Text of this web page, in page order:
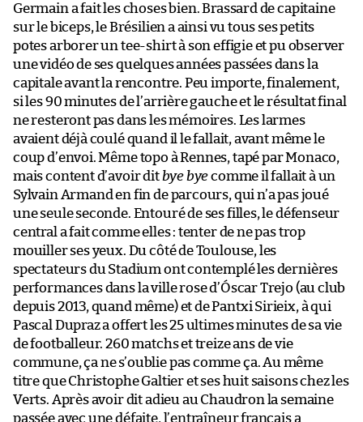
Germain a fait les choses bien. Brassard de capitaine
sur le biceps, le Brésilien a ainsi vu tous ses petits
potes arborer un tee-shirt à son effigie et pu observer
une vidéo de ses quelques années passées dans la
capitale avant la rencontre. Peu importe, finalement,
si les 90 minutes de l’arrière gauche et le résultat final
ne resteront pas dans les mémoires. Les larmes
avaient déjà coulé quand il le fallait, avant même le
coup d’envoi. Même topo à Rennes, tapé par Monaco,
mais content d’avoir dit bye byecomme il fallait à un
Sylvain Armand en fin de parcours, qui n’a pas joué
une seule seconde. Entouré de ses filles, le défenseur
central a fait comme elles : tenter de ne pas trop
mouiller ses yeux. Du côté de Toulouse, les
spectateurs du Stadium ont contemplé les dernières
performances dans la ville rose d’Óscar Trejo (au club
depuis 2013, quand même) et de Pantxi Sirieix, à qui
Pascal Dupraz a offert les 25 ultimes minutes de sa vie
de footballeur. 260 matchs et treize ans de vie
commune, ça ne s’oublie pas comme ça. Au même
titre que Christophe Galtier et ses huit saisons chez les
Verts. Après avoir dit adieu au Chaudron la semaine
passée avec une défaite, l’entraîneur français a